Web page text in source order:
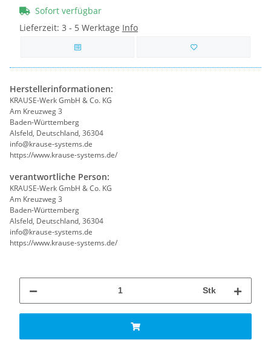
Sofort verfügbar
Lieferzeit: 3 - 5 Werktage Info
Herstellerinformationen:
KRAUSE-Werk GmbH & Co. KG
Am Kreuzweg 3
Baden-Württemberg
Alsfeld, Deutschland, 36304
info@krause-systems.de
https://www.krause-systems.de/
verantwortliche Person:
KRAUSE-Werk GmbH & Co. KG
Am Kreuzweg 3
Baden-Württemberg
Alsfeld, Deutschland, 36304
info@krause-systems.de
https://www.krause-systems.de/
Stk